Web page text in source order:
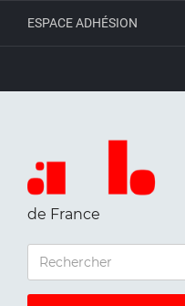
ESPACE ADHÉSION
de France
RECHERCHER